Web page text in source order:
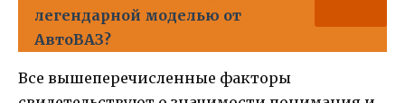
легендарной моделью от
АвтоВАЗ?
Все вышеперечисленные факторы